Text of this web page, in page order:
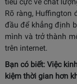
Rõ ràng, Huffington
đầu để khẳng định
mình và trở thành
trên internet.
Bạn có biết: Việc
kiệm thời gian hơn